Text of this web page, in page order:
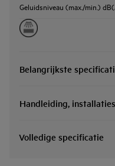
Geluidsniveau (max./min.)
Belangrijkste
Handleiding,
Volledige specificatie